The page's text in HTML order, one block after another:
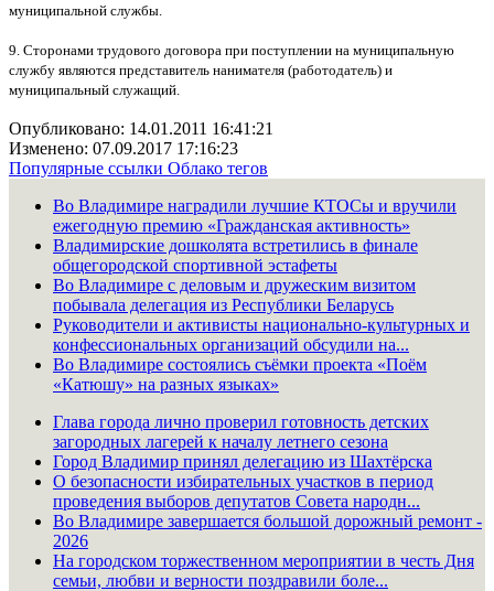
муниципальной службы.
9. Сторонами трудового договора при поступлении на муниципальную
службу являются представитель нанимателя (работодатель) и
муниципальный служащий.
Опубликовано: 14.01.2011 16:41:21
Изменено: 07.09.2017 17:16:23
Популярные ссылки Облако тегов
Во Владимире наградили лучшие КТОСы и вручили
ежегодную премию «Гражданская активность»
Владимирские дошколята встретились в финале
общегородской спортивной эстафеты
Во Владимире с деловым и дружеским визитом
побывала делегация из Республики Беларусь
Руководители и активисты национально-культурных и
конфессиональных организаций обсудили на...
Во Владимире состоялись съёмки проекта «Поём
«Катюшу» на разных языках»
Глава города лично проверил готовность детских
загородных лагерей к началу летнего сезона
Город Владимир принял делегацию из Шахтёрска
О безопасности избирательных участков в период
проведения выборов депутатов Совета народн...
Во Владимире завершается большой дорожный ремонт -
2026
На городском торжественном мероприятии в честь Дня
семьи, любви и верности поздравили боле...